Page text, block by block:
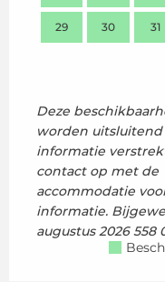
29 30 31
Deze
worden
informatie
contact op met de
accommodatie
informatie.
augustus 2026 558